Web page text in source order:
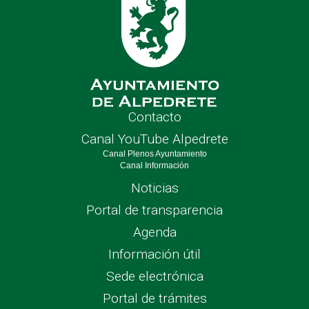
Contacto
Canal YouTube Alpedrete
Canal Plenos Ayuntamiento
Canal Información
Noticias
Portal de transparencia
Agenda
Información útil
Sede electrónica
Portal de trámites